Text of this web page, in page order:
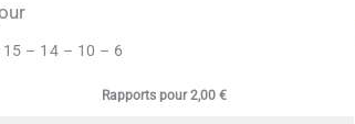
– 14 – 10 – 6
Rapports pour 2,00 €